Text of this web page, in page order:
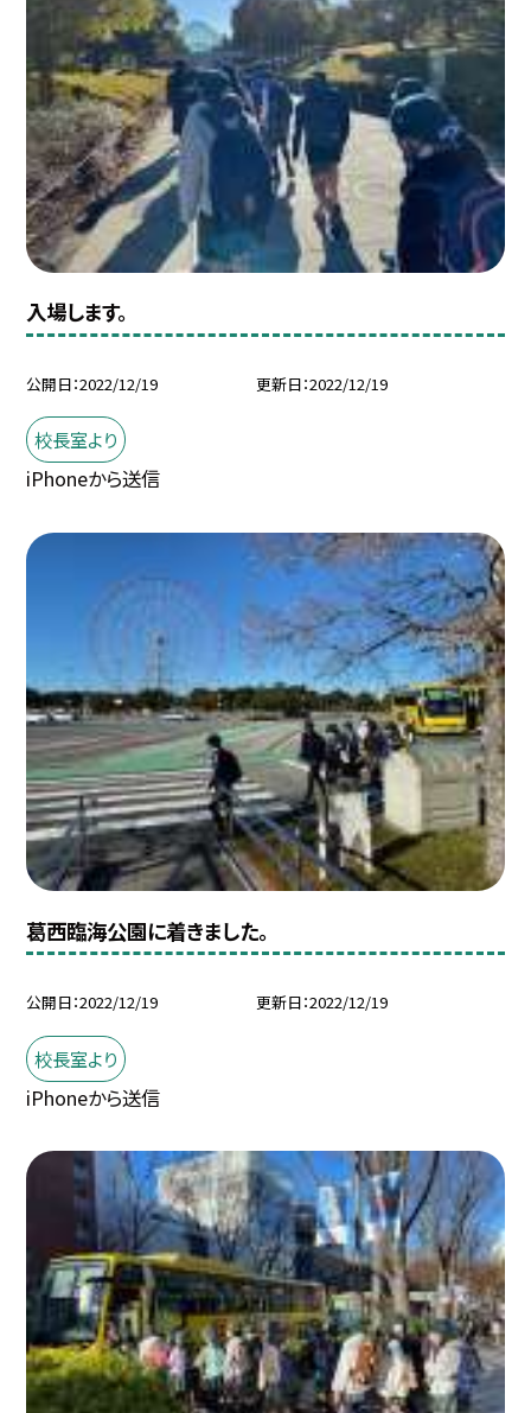
入場します。
公開日 2022/12/19 更新日 2022/12/19
校長室より
iPhoneから送信
葛西臨海公園に着きました。
公開日 2022/12/19 更新日 2022/12/19
校長室より
iPhoneから送信